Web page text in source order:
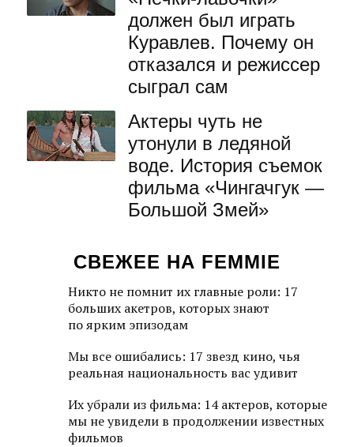
должен был играть
Куравлев. Почему он
отказался и режиссер
сыграл сам
Актеры чуть не
утонули в ледяной
воде. История съемок
фильма «Чингачгук —
Большой Змей»
СВЕЖЕЕ НА FEMMIE
Никто не помнит их главные роли: 17
больших акетров, которых знают
по ярким эпизодам
Мы все ошибались: 17 звезд кино, чья
реальная национальность вас удивит
Их убрали из фильма: 14 актеров, которые
мы не увидели в продолжении известных
фильмов